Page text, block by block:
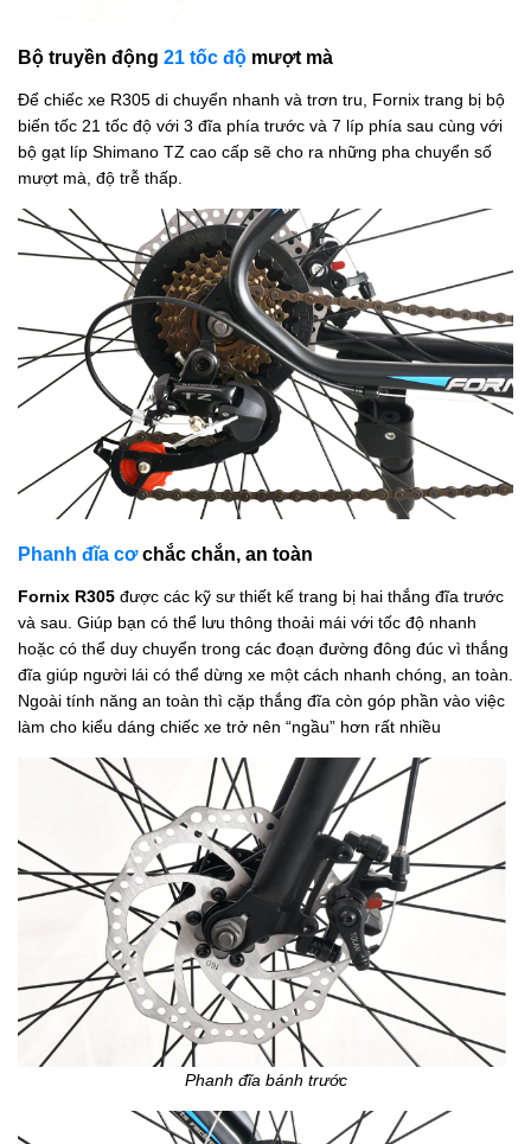
Bộ truyền động 21 tốc độ mượt mà
Để chiếc xe R305 di chuyển nhanh và trơn tru, Fornix trang bị bộ
biến tốc 21 tốc độ với 3 đĩa phía trước và 7 líp phía sau cùng với
bộ gạt líp Shimano TZ cao cấp sẽ cho ra những pha chuyển số
mượt mà, độ trễ thấp.
Phanh đĩa cơchắc chắn, an toàn
Fornix R305 được các kỹ sư thiết kế trang bị hai thắng đĩa trước
và sau. Giúp bạn có thể lưu thông thoải mái với tốc độ nhanh
hoặc có thể duy chuyển trong các đoạn đường đông đúc vì thắng
đĩa giúp người lái có thể dừng xe một cách nhanh chóng, an toàn.
Ngoài tính năng an toàn thì cặp thắng đĩa còn góp phần vào việc
làm cho kiểu dáng chiếc xe trở nên “ngầu” hơn rất nhiều
Phanh đĩa bánh trước